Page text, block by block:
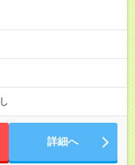
詳細へ